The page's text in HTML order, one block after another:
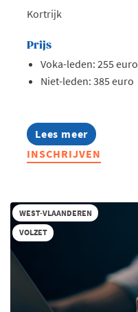
Kortrijk
Prijs
Voka-leden: 255 euro
Niet-leden: 385 euro
Lees meer
about
Opleiding:
AI
INSCHRIJVEN
WEST-VLAANDEREN
VOLZET